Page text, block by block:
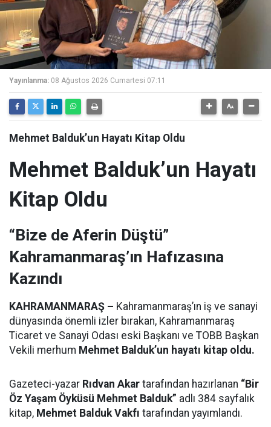
Yayınlanma: 08 Ağustos 2026 Cumartesi 07:11
Mehmet Balduk’un Hayatı Kitap Oldu
Mehmet Balduk’un Hayatı
Kitap Oldu
“Bize de Aferin Düştü”
Kahramanmaraş’ın Hafızasına
Kazındı
KAHRAMANMARAŞ – Kahramanmaraş’ın iş ve sanayi
dünyasında önemli izler bırakan, Kahramanmaraş
Ticaret ve Sanayi Odası eski Başkanı ve TOBB Başkan
Vekili merhum Mehmet Balduk’un hayatı kitap oldu.
Gazeteci-yazar Rıdvan Akar tarafından hazırlanan “Bir
Öz Yaşam Öyküsü Mehmet Balduk” adlı 384 sayfalık
kitap, Mehmet Balduk Vakfı tarafından yayımlandı.